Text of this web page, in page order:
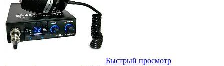
Быстрый просмотр